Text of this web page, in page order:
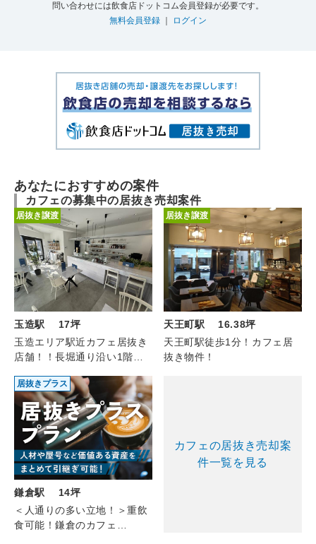
問い合わせには飲食店ドットコム会員登録が必要です。
無料会員登録
ログイン
あなたにおすすめの案件
カフェの募集中の居抜き売却案件
居抜き譲渡
玉造駅 17坪
玉造エリア駅近カフェ居抜き
店舗！！長堀通り沿い1階路
居抜き譲渡
天王町駅 16.38坪
天王町駅徒歩1分！カフェ居
抜き物件！
居抜きプラス
鎌倉駅 14坪
＜人通りの多い立地！＞重飲
食可能！鎌倉のカフェ
カフェの居抜き売却案
件一覧を見る